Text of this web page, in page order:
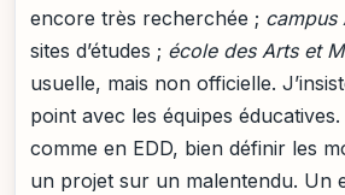
encore très recherchée ; campus
sites d’études ; école des Arts et
usuelle, mais non officielle.
point avec les équipes éducatives.
comme en EDD, bien définir les
un projet sur un malentendu. Un